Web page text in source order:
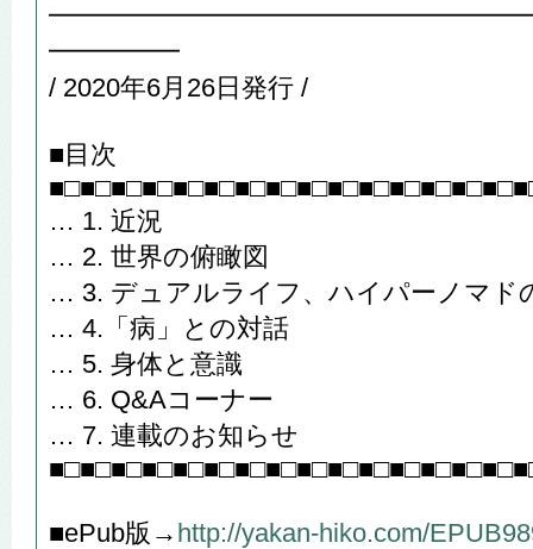
━━━━━
/ 2020年6月26日発行 /
■目次
… 1. 近況
… 2. 世界の俯瞰図
… 3. デュアルライフ、ハイパーノマド
… 4.「病」との対話
… 5. 身体と意識
… 6. Q&Aコーナー
… 7. 連載のお知らせ
■ePub版→ http://yakan-hiko.com/